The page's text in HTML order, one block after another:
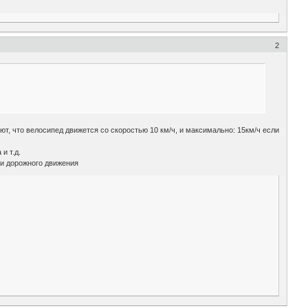
2
что велосипед движется со скоростью 10 км/ч, и максимально: 15км/ч если
т.д.
дорожного движения